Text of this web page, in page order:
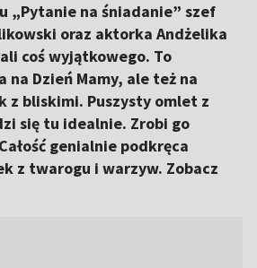
„Pytanie na śniadanie” szef
oraz aktorka Andżelika
coś wyjątkowego. To
na Dzień Mamy, ale też na
z bliskimi. Puszysty omlet z
się tu idealnie. Zrobi go
genialnie podkręca
z twarogu i warzyw. Zobacz